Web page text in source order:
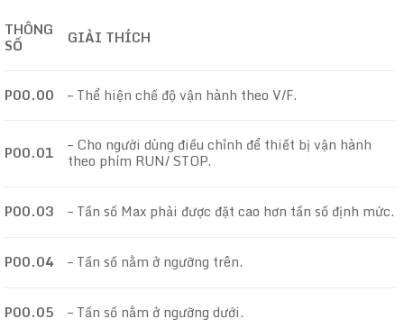
THÔNG
SỐ GIẢI THÍCH
P00.00 – Thể hiện chế độ vận hành theo V/F.
P00.01 – Cho người dùng điều chỉnh để thiết bị vận hành
theo phím RUN/ STOP.
P00.03 – Tần số Max phải được đặt cao hơn tần số định mức.
P00.04 – Tần số nằm ở ngưỡng trên.
P00.05 – Tần số nằm ở ngưỡng dưới.